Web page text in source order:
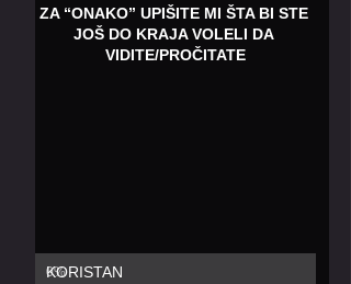
ZA “ONAKO” UPIŠITE MI ŠTA BI STE
JOŠ DO KRAJA VOLELI DA
VIDITE/PROČITATE
0%
KORISTAN